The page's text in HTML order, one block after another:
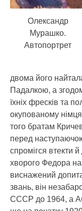
Олександр
Мурашко.
Автопортрет
двома його
Падалкою, а
їхніх фресків та
окупованому
того братам
перед
спромігся втекти
хворого Федора
виснажений
звань, він
СССР до 1964, а